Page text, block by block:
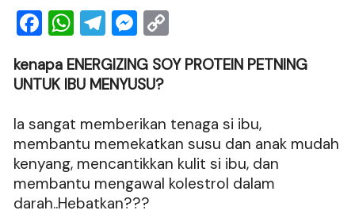
F
c
e
b
o
o
k
W
at
s
A
p
p
T
e
gr
a
m
M
ss
e
n
g
er
p
Li
n
k
kenapa ENERGIZING SOY PROTEIN PETNING
UNTUK IBU MENYUSU?
Ia sangat memberikan tenaga si ibu,
membantu memekatkan susu dan anak mudah
kenyang, mencantikkan kulit si ibu, dan
membantu mengawal kolestrol dalam
darah..Hebatkan???